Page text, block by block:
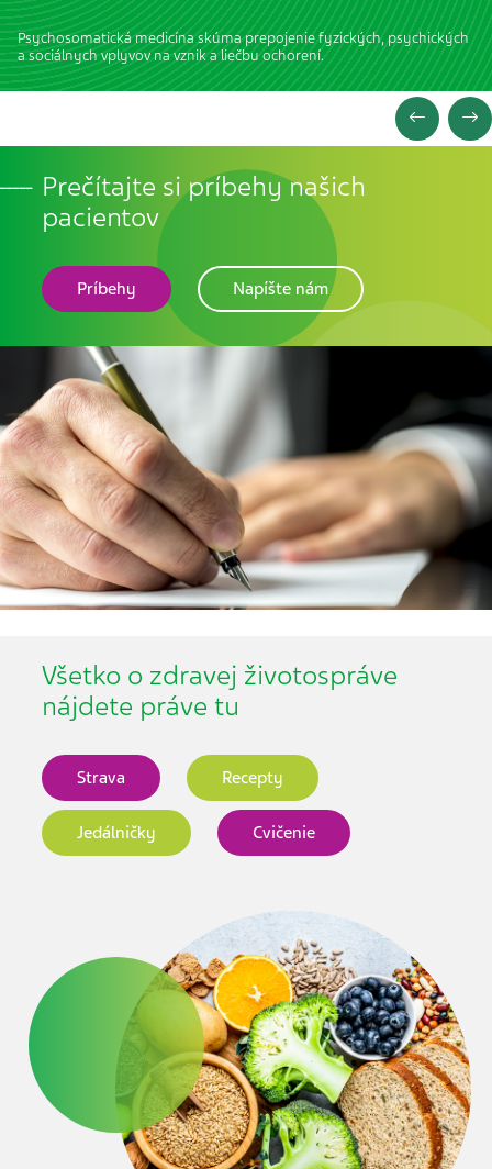
Psychosomatická medicína skúma prepojenie fyzických, psychických
a sociálnych vplyvov na vznik a liečbu ochorení.
Prečítajte si príbehy našich
pacientov
Príbehy Napíšte nám
Všetko o zdravej životospráve
nájdete práve tu
Strava Recepty
Jedálničky Cvičenie